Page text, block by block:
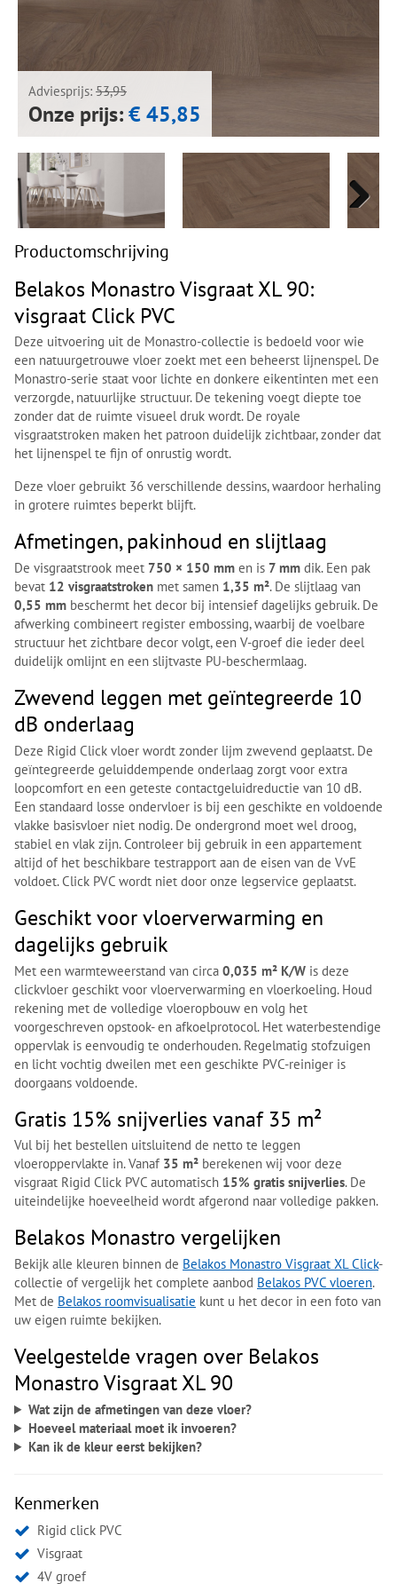
Adviesprijs: 53,95
Onze prijs:€ 45,85
Next
Next
Productomschrijving
Belakos Monastro Visgraat XL 90:
visgraat Click PVC
Deze uitvoering uit de Monastro-collectie is bedoeld voor wie
een natuurgetrouwe vloer zoekt met een beheerst lijnenspel. De
Monastro-serie staat voor lichte en donkere eikentinten met een
verzorgde, natuurlijke structuur. De tekening voegt diepte toe
zonder dat de ruimte visueel druk wordt. De royale
visgraatstroken maken het patroon duidelijk zichtbaar, zonder dat
het lijnenspel te fijn of onrustig wordt.
Deze vloer gebruikt 36 verschillende dessins, waardoor herhaling
in grotere ruimtes beperkt blijft.
Afmetingen, pakinhoud en slijtlaag
De visgraatstrook meet 750 × 150 mm en is 7 mm dik. Een pak
bevat 12 visgraatstroken met samen 1,35 m². De slijtlaag van
0,55 mm beschermt het decor bij intensief dagelijks gebruik. De
afwerking combineert register embossing, waarbij de voelbare
structuur het zichtbare decor volgt, een V-groef die ieder deel
duidelijk omlijnt en een slijtvaste PU-beschermlaag.
Zwevend leggen met geïntegreerde 10
dB onderlaag
Deze Rigid Click vloer wordt zonder lijm zwevend geplaatst. De
geïntegreerde geluiddempende onderlaag zorgt voor extra
loopcomfort en een geteste contactgeluidreductie van 10 dB.
Een standaard losse ondervloer is bij een geschikte en voldoende
vlakke basisvloer niet nodig. De ondergrond moet wel droog,
stabiel en vlak zijn. Controleer bij gebruik in een appartement
altijd of het beschikbare testrapport aan de eisen van de VvE
voldoet. Click PVC wordt niet door onze legservice geplaatst.
Geschikt voor vloerverwarming en
dagelijks gebruik
Met een warmteweerstand van circa 0,035 m² K/W is deze
clickvloer geschikt voor vloerverwarming en vloerkoeling. Houd
rekening met de volledige vloeropbouw en volg het
voorgeschreven opstook- en afkoelprotocol. Het waterbestendige
oppervlak is eenvoudig te onderhouden. Regelmatig stofzuigen
en licht vochtig dweilen met een geschikte PVC-reiniger is
doorgaans voldoende.
Gratis 15% snijverlies vanaf 35 m²
Vul bij het bestellen uitsluitend de netto te leggen
vloeroppervlakte in. Vanaf 35 m² berekenen wij voor deze
visgraat Rigid Click PVC automatisch 15% gratis snijverlies. De
uiteindelijke hoeveelheid wordt afgerond naar volledige pakken.
Belakos Monastro vergelijken
Bekijk alle kleuren binnen de Belakos Monastro Visgraat XL Click-
collectie of vergelijk het complete aanbod Belakos PVC vloeren.
Met de Belakos roomvisualisatie kunt u het decor in een foto van
uw eigen ruimte bekijken.
Veelgestelde vragen over Belakos
Monastro Visgraat XL 90
Wat zijn de afmetingen van deze vloer?
Hoeveel materiaal moet ik invoeren?
Kan ik de kleur eerst bekijken?
Kenmerken
Rigid click PVC
Visgraat
4V groef